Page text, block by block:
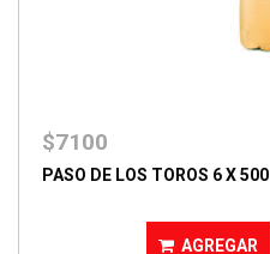
$7100
PASO DE LOS TOROS 6 X 500
AGREGAR